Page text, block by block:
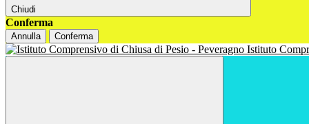
Chiudi
Conferma
Annulla Conferma
Istituto